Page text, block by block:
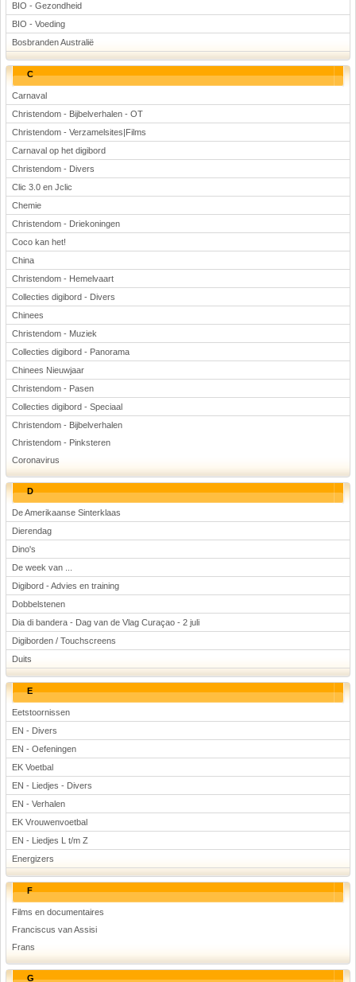
BIO - Gezondheid
BIO - Voeding
Bosbranden Australië
C
Carnaval
Christendom - Bijbelverhalen - OT
Christendom - Verzamelsites|Films
Carnaval op het digibord
Christendom - Divers
Clic 3.0 en Jclic
Chemie
Christendom - Driekoningen
Coco kan het!
China
Christendom - Hemelvaart
Collecties digibord - Divers
Chinees
Christendom - Muziek
Collecties digibord - Panorama
Chinees Nieuwjaar
Christendom - Pasen
Collecties digibord - Speciaal
Christendom - Bijbelverhalen
Christendom - Pinksteren
Coronavirus
D
De Amerikaanse Sinterklaas
Dierendag
Dino's
De week van ...
Digibord - Advies en training
Dobbelstenen
Dia di bandera - Dag van de Vlag Curaçao - 2 juli
Digiborden / Touchscreens
Duits
E
Eetstoornissen
EN - Divers
EN - Oefeningen
EK Voetbal
EN - Liedjes - Divers
EN - Verhalen
EK Vrouwenvoetbal
EN - Liedjes L t/m Z
Energizers
F
Films en documentaires
Franciscus van Assisi
Frans
G